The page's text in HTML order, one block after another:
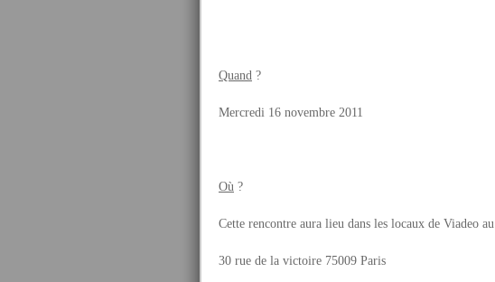
Quand ?
Mercredi 16 novembre 2011
Où ?
Cette rencontre aura lieu dans les locaux de Viadeo au
30 rue de la victoire 75009 Paris